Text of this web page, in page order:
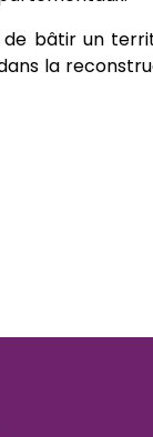
de bâtir un
la